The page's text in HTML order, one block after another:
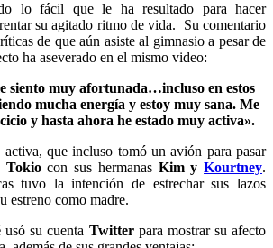
lo fácil que le ha resultado para hacer
su agitado ritmo de vida. Su comentario
de que aún asiste al gimnasio a pesar de
ha aseverado en el mismo video:
siento muy afortunada…incluso en estos
mucha energía y estoy muy sana. Me
y hasta ahora he estado muy activa».
que incluso tomó un avión para pasar
Tokiocon sus hermanas Kim yKourtney.
tuvo la intención de estrechar sus lazos
estreno como madre.
usó su cuenta Twitterpara mostrar su afecto